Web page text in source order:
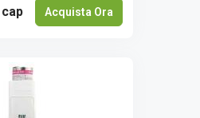
cap Acquista Ora